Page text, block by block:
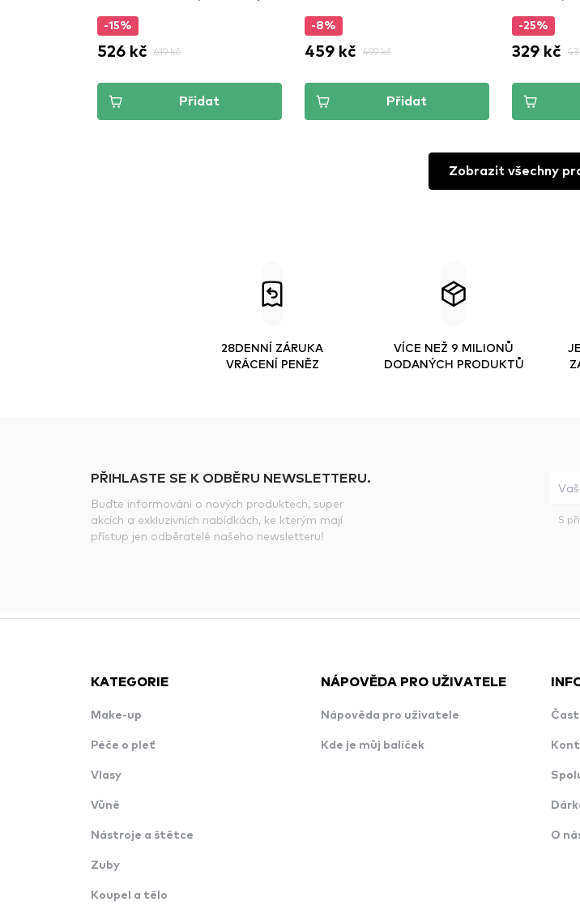
-15%
526 kč 619 kč
Přidat
-8%
459 kč 499 kč
Přidat
-25%
329 kč
Zobrazit všechny
28DENNÍ ZÁRUKA
VRÁCENÍ PENĚZ
VÍCE NEŽ 9 MILIONŮ
DODANÝCH PRODUKTŮ
PŘIHLASTE SE K ODBĚRU NEWSLETTERU.
Buďte informováni o nových produktech, super
akcích a exkluzivních nabídkách, ke kterým mají
přístup jen odběratelé našeho newsletteru!
S
KATEGORIE
Make-up
Péče o pleť
Vlasy
Vůně
Nástroje a štětce
Zuby
Koupel a tělo
NÁPOVĚDA PRO UŽIVATELE
Nápověda pro uživatele
Kde je můj balíček
O